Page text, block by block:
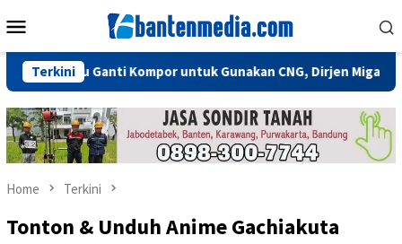
to
Menu
Terkini
Perlu Ganti Kompor untuk Gunakan CNG, Dirjen Migas: Cukup
Home Terkini
Tonton & Unduh Anime Gachiakuta